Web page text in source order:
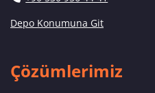
Depo Konumuna Git
Çözümlerimiz